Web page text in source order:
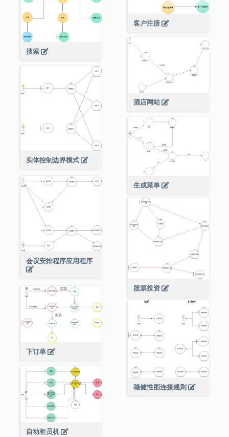
客户注册
搜索
酒店网站
实体控制边界模式
生成菜单
会议安排程序应用程序
股票投资
下订单
稳健性图连接规则
自动柜员机